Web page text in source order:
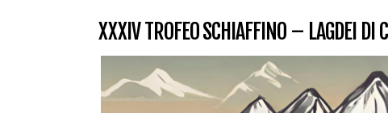
XXXIV TROFEO SCHIAFFINO – LAGDEI DI